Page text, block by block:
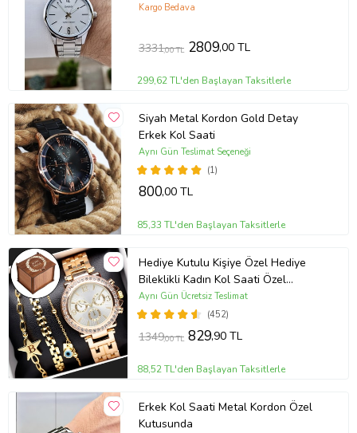
Kargo Bedava
3331,00 TL 2809,00 TL
299,62 TL'den Başlayan Taksitlerle
Siyah Metal Kordon Gold Detay
Erkek Kol Saati
(1)
Aynı Gün Teslimat Seçeneği
800,00 TL
85,33 TL'den Başlayan Taksitlerle
Hediye Kutulu Kişiye Özel Hediye
Bileklikli Kadın Kol Saati Özel
Kutusunda (Gold)
(452)
Aynı Gün Ücretsiz Teslimat
1349,00 TL 829,90 TL
88,52 TL'den Başlayan Taksitlerle
Erkek Kol Saati Metal Kordon Özel
Kutusunda